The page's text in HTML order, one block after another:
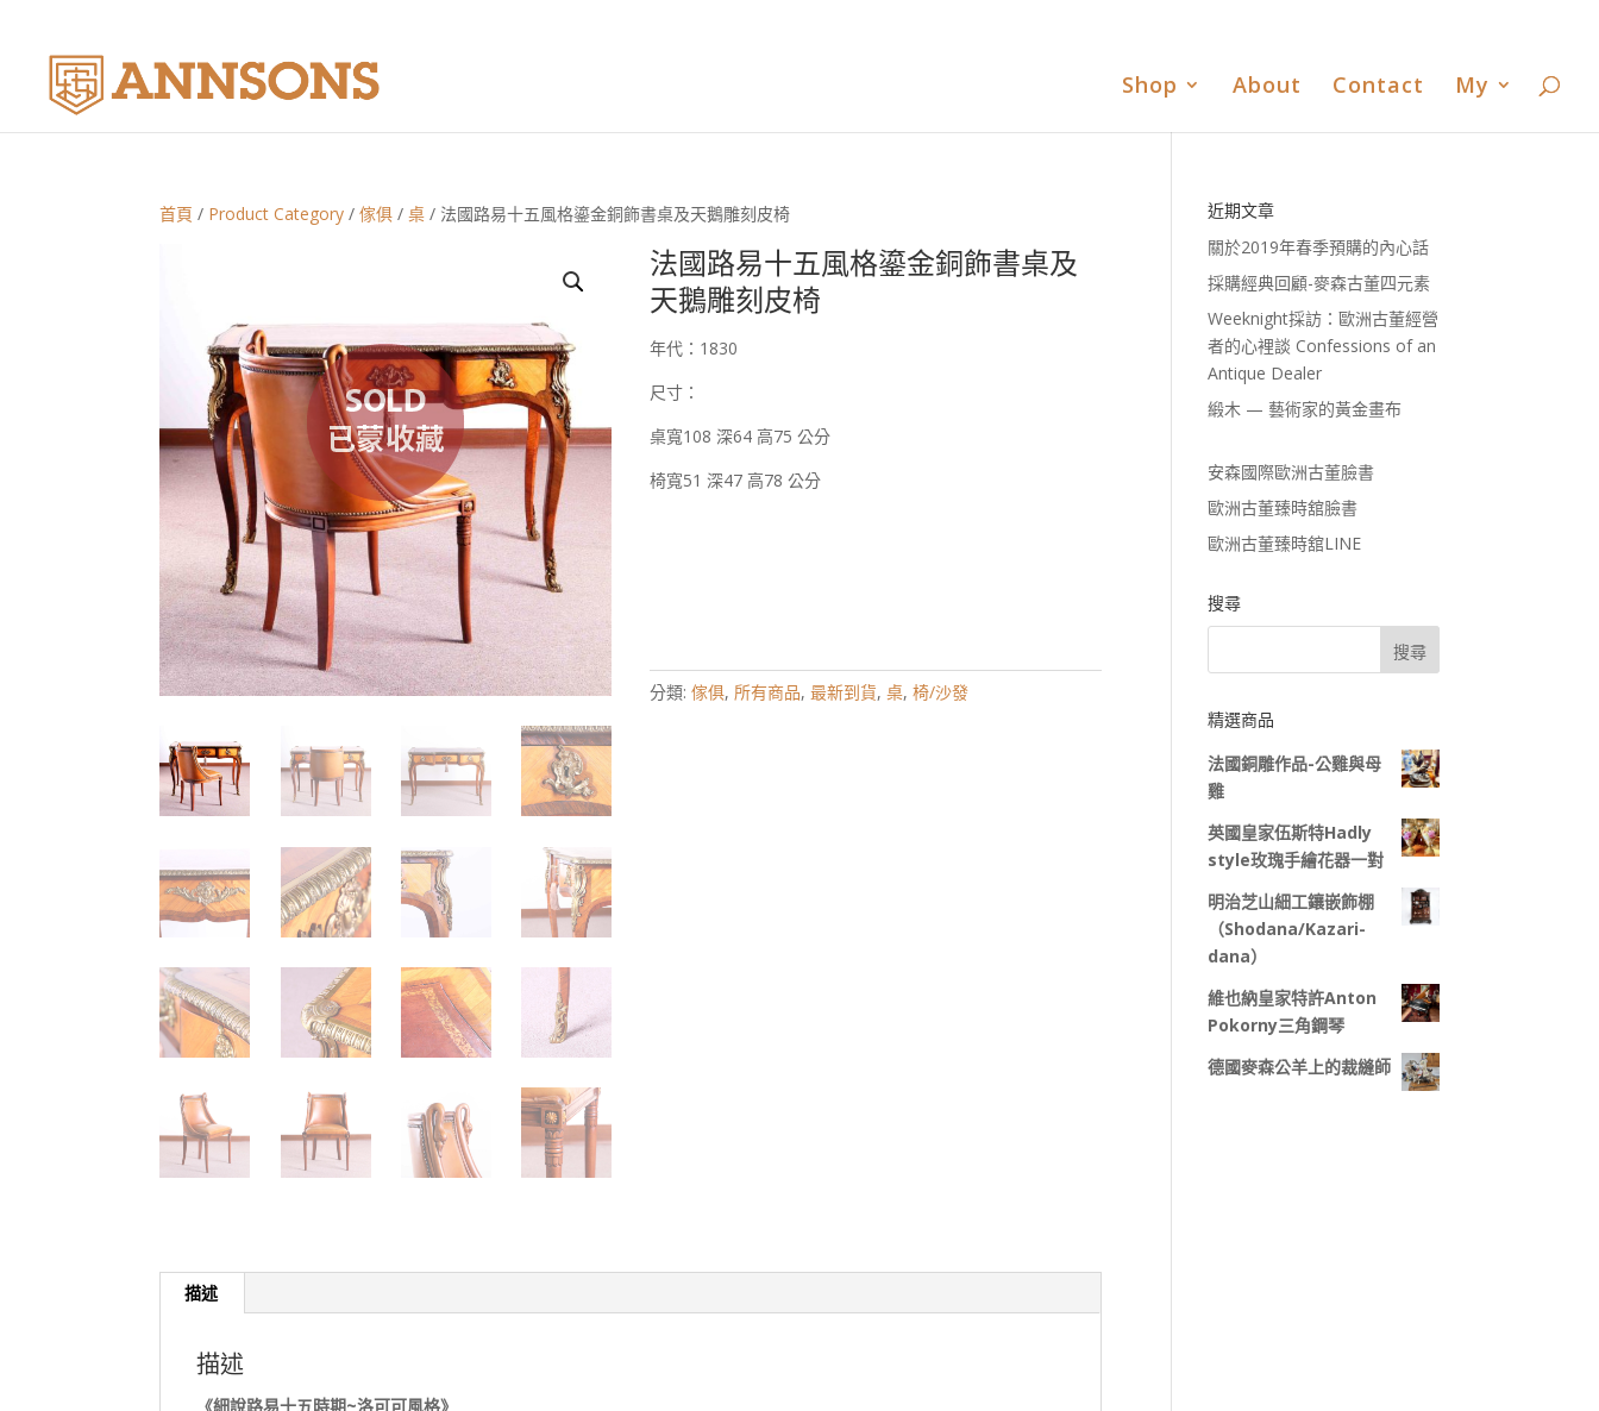
Shop About Contact My
首頁 / Product Category /傢俱 /桌 / 法國路易十五風格鎏金銅飾書桌及天鵝雕刻皮椅
法國路易十五風格鎏金銅飾書桌及
天鵝雕刻皮椅
年代：1830
尺寸：
桌寬108 深64 高75 公分
椅寬51 深47 高78 公分
分類:傢俱, 所有商品,最新到貨,桌,椅/沙發
描述
描述
《細說路易十五時期~洛可可風格》
近期文章
關於2019年春季預購的內心話
採購經典回顧-麥森古董四元素
Weeknight採訪：歐洲古董經營
者的心裡談 Confessions of an
Antique Dealer
緞木 — 藝術家的黃金畫布
安森國際歐洲古董臉書
歐洲古董臻時舘臉書
歐洲古董臻時舘LINE
搜尋
精選商品
法國銅雕作品-公雞與母
雞
英國皇家伍斯特Hadly
style玫瑰手繪花器一對
明治芝山細工鑲嵌飾棚
（Shodana/Kazari-
dana）
維也納皇家特許Anton
Pokorny三角鋼琴
德國麥森公羊上的裁縫師